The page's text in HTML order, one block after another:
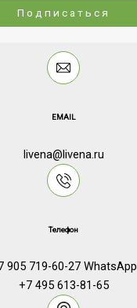
EMAIL
livena@livena.ru
Телефон
905 719-60-27 WhatsApp
+7 495 613-81-65